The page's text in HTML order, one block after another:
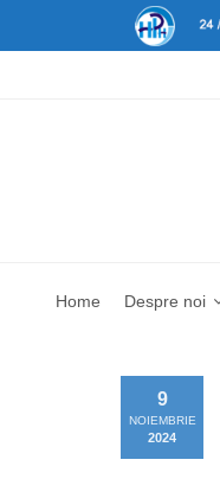
Home Despre noi
9
NOIEMBRIE
2024